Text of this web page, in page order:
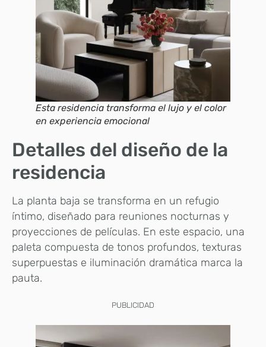
Esta residencia transforma el lujo y el color
en experiencia emocional
Detalles del diseño de la
residencia
La planta baja se transforma en un refugio
íntimo, diseñado para reuniones nocturnas y
proyecciones de películas. En este espacio, una
paleta compuesta de tonos profundos, texturas
superpuestas e iluminación dramática marca la
pauta.
PUBLICIDAD